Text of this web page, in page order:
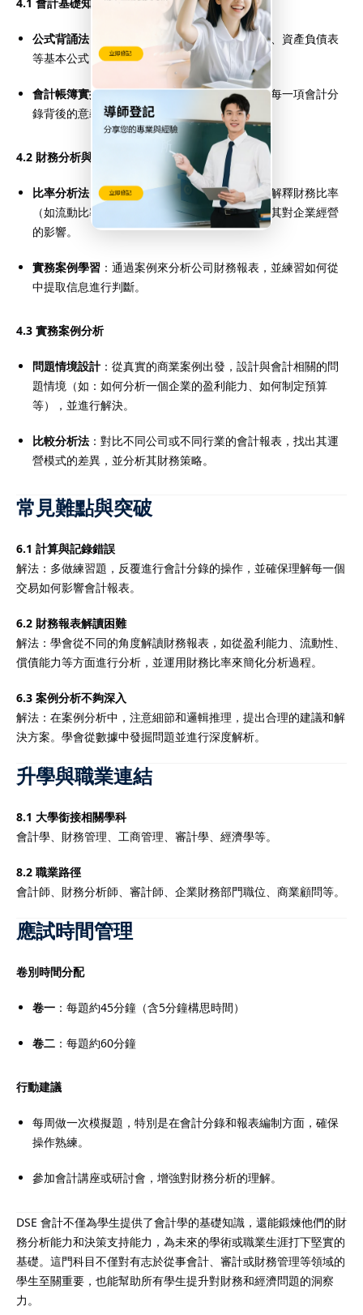
公式背誦法 ：熟記會計等式、財務比率、損益表、資產負債表
等基本公式，並能靈活運用。
會計帳簿實操：動手練習編制會計報表，並理解每一項會計分
錄背後的意義。
4.2 財務分析與報表解讀
比率分析法 ：每學完一部分的內容，練習計算和解釋財務比率
（如流動比率、負債比率、利潤率等），並分析其對企業經營
的影響。
實務案例學習 ：通過案例來分析公司財務報表，並練習如何從
中提取信息進行判斷。
4.3 實務案例分析
問題情境設計：從真實的商業案例出發，設計與會計相關的問
題情境（如：如何分析一個企業的盈利能力、如何制定預算
等），並進行解決。
比較分析法 ：對比不同公司或不同行業的會計報表，找出其運
營模式的差異，並分析其財務策略。
常見難點與突破
6.1 計算與記錄錯誤
解法：多做練習題，反覆進行會計分錄的操作，並確保理解每一個
交易如何影響會計報表。
6.2 財務報表解讀困難
解法：學會從不同的角度解讀財務報表，如從盈利能力、流動性、
償債能力等方面進行分析，並運用財務比率來簡化分析過程。
6.3 案例分析不夠深入
解法：在案例分析中，注意細節和邏輯推理，提出合理的建議和解
決方案。學會從數據中發掘問題並進行深度解析。
升學與職業連結
8.1 大學銜接相關學科
會計學、財務管理、工商管理、審計學、經濟學等。
8.2 職業路徑
會計師、財務分析師、審計師、企業財務部門職位、商業顧問等。
應試時間管理
卷別時間分配
卷一 ：每題約45分鐘（含5分鐘構思時間）
卷二 ：每題約60分鐘
行動建議
每周做一次模擬題，特別是在會計分錄和報表編制方面，確保
操作熟練。
參加會計講座或研討會，增強對財務分析的理解。
DSE 會計不僅為學生提供了會計學的基礎知識，還能鍛煉他們的財
務分析能力和決策支持能力，為未來的學術或職業生涯打下堅實的
基礎。這門科目不僅對有志於從事會計、審計或財務管理等領域的
學生至關重要，也能幫助所有學生提升對財務和經濟問題的洞察
力。